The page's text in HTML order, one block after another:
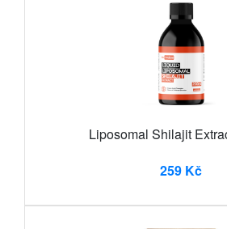
Liposomal Shilajit
259 Kč